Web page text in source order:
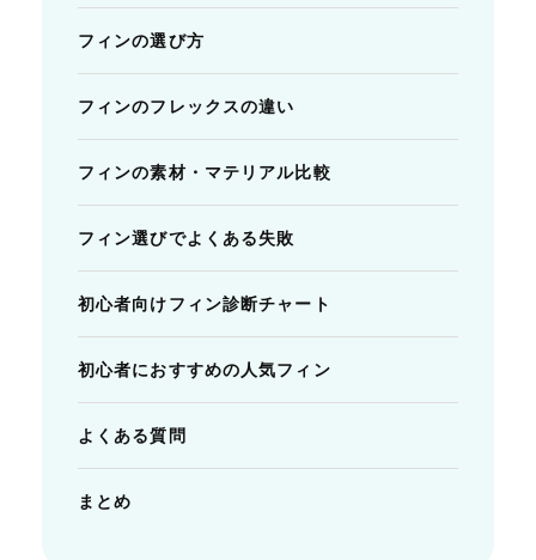
フィンの選び方
フィンのフレックスの違い
フィンの素材・マテリアル比較
フィン選びでよくある失敗
初心者向けフィン診断チャート
初心者におすすめの人気フィン
よくある質問
まとめ